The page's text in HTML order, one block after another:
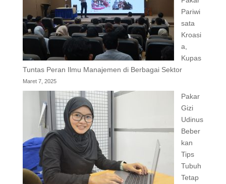
Pariwi
sata
Kroasi
a,
Kupas
Tuntas Peran Ilmu Manajemen di Berbagai Sektor
Maret 7, 2025
Pakar
Gizi
Udinus
Beber
kan
Tips
Tubuh
Tetap